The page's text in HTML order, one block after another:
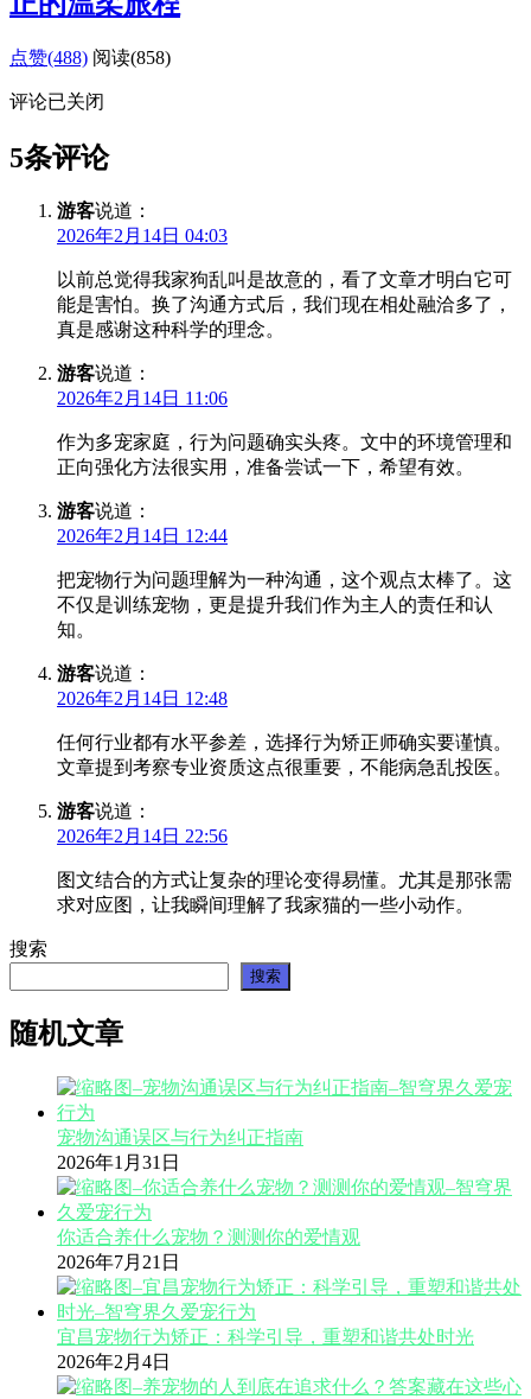
点赞(488) 阅读(858)
评论已关闭
5条评论
游客说道：
2026年2月14日 04:03
以前总觉得我家狗乱叫是故意的，看了文章才明白它可
能是害怕。换了沟通方式后，我们现在相处融洽多了，
真是感谢这种科学的理念。
游客说道：
2026年2月14日 11:06
作为多宠家庭，行为问题确实头疼。文中的环境管理和
正向强化方法很实用，准备尝试一下，希望有效。
游客说道：
2026年2月14日 12:44
把宠物行为问题理解为一种沟通，这个观点太棒了。这
不仅是训练宠物，更是提升我们作为主人的责任和认
知。
游客说道：
2026年2月14日 12:48
任何行业都有水平参差，选择行为矫正师确实要谨慎。
文章提到考察专业资质这点很重要，不能病急乱投医。
游客说道：
2026年2月14日 22:56
图文结合的方式让复杂的理论变得易懂。尤其是那张需
求对应图，让我瞬间理解了我家猫的一些小动作。
搜索
搜索
随机文章
宠物沟通误区与行为纠正指南
2026年1月31日
你适合养什么宠物？测测你的爱情观
2026年7月21日
宜昌宠物行为矫正：科学引导，重塑和谐共处时光
2026年2月4日